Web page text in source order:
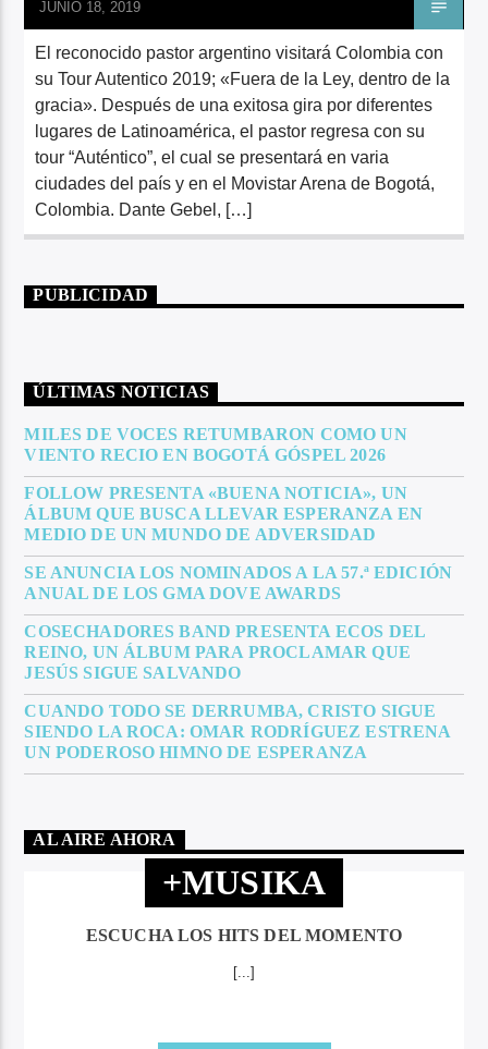
JUNIO 18, 2019
El reconocido pastor argentino visitará Colombia con
su Tour Autentico 2019; «Fuera de la Ley, dentro de la
gracia». Después de una exitosa gira por diferentes
lugares de Latinoamérica, el pastor regresa con su
tour “Auténtico”, el cual se presentará en varia
ciudades del país y en el Movistar Arena de Bogotá,
Colombia. Dante Gebel, […]
PUBLICIDAD
ÚLTIMAS NOTICIAS
MILES DE VOCES RETUMBARON COMO UN
VIENTO RECIO EN BOGOTÁ GÓSPEL 2026
FOLLOW PRESENTA «BUENA NOTICIA», UN
ÁLBUM QUE BUSCA LLEVAR ESPERANZA EN
MEDIO DE UN MUNDO DE ADVERSIDAD
SE ANUNCIA LOS NOMINADOS A LA 57.ª EDICIÓN
ANUAL DE LOS GMA DOVE AWARDS
COSECHADORES BAND PRESENTA ECOS DEL
REINO, UN ÁLBUM PARA PROCLAMAR QUE
JESÚS SIGUE SALVANDO
CUANDO TODO SE DERRUMBA, CRISTO SIGUE
SIENDO LA ROCA: OMAR RODRÍGUEZ ESTRENA
UN PODEROSO HIMNO DE ESPERANZA
AL AIRE AHORA
+MUSIKA
ESCUCHA LOS HITS DEL MOMENTO
[...]